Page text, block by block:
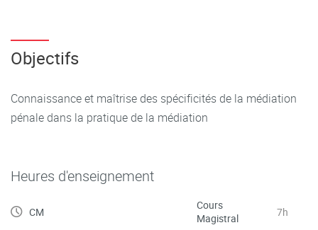
Objectifs
Connaissance et maîtrise des spécificités de la médiation
pénale dans la pratique de la médiation
Heures d'enseignement
CM
Cours
Magistral
7h